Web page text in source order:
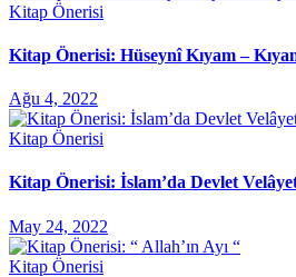
Kitap Önerisi
Kitap Önerisi: Hüseynî Kıyam –
Ağu 4, 2022
Kitap Önerisi
Kitap Önerisi: İslam’da Devlet
May 24, 2022
Kitap Önerisi